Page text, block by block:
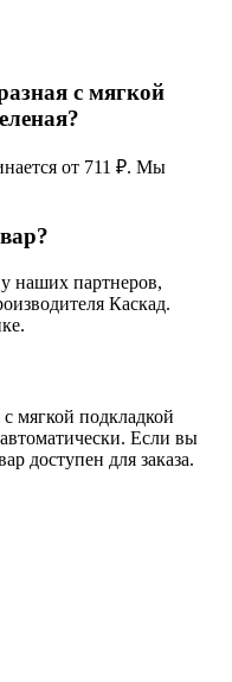
с мягкой
от 711 ₽. Мы
наших партнеров,
Каскад.
мягкой подкладкой
Если вы
доступен для заказа.